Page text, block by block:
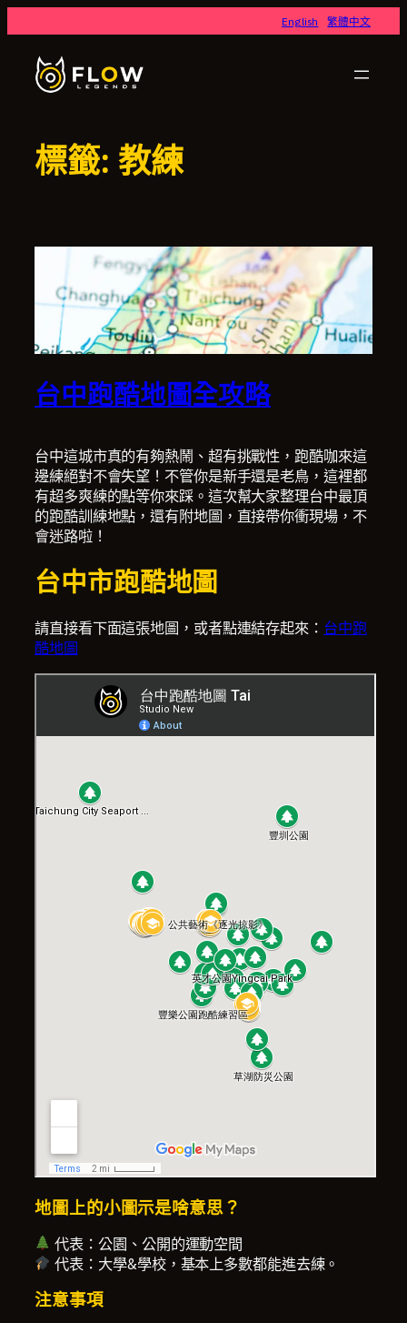
至
English 繁體中文
標籤: 教練
台中跑酷地圖全攻略
台中這城市真的有夠熱鬧、超有挑戰性，跑酷咖來這
邊練絕對不會失望！不管你是新手還是老鳥，這裡都
有超多爽練的點等你來踩。這次幫大家整理台中最頂
的跑酷訓練地點，還有附地圖，直接帶你衝現場，不
會迷路啦！
台中市跑酷地圖
請直接看下面這張地圖，或者點連結存起來： 台中跑
酷地圖
地圖上的小圖示是啥意思？
代表：公園、公開的運動空間
代表：大學&學校，基本上多數都能進去練。
注意事項